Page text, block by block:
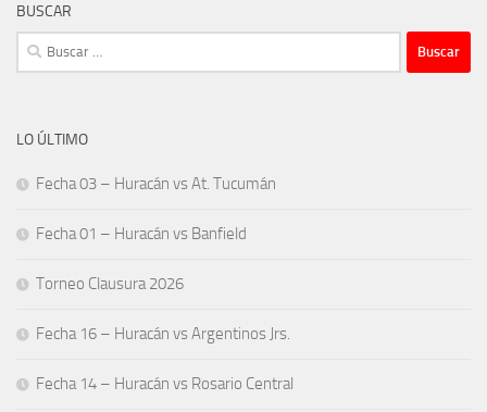
BUSCAR
Buscar:
LO ÚLTIMO
Fecha 03 – Huracán vs At. Tucumán
Fecha 01 – Huracán vs Banfield
Torneo Clausura 2026
Fecha 16 – Huracán vs Argentinos Jrs.
Fecha 14 – Huracán vs Rosario Central